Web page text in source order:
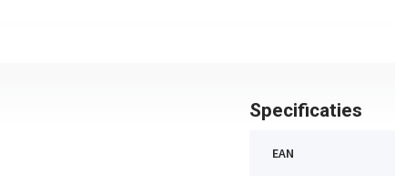
Specificaties
EAN